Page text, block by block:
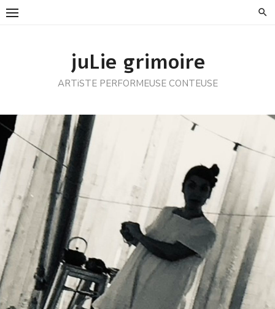
Skip
juLie grimoire
ARTiSTE PERFORMEUSE CONTEUSE